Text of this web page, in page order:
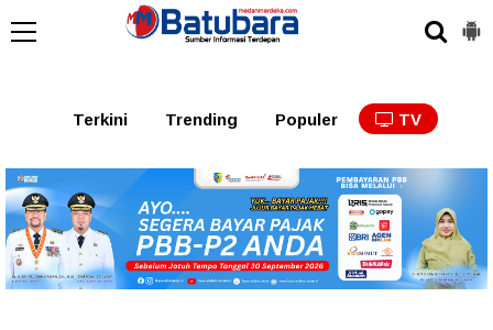
Terkini Trending Populer TV